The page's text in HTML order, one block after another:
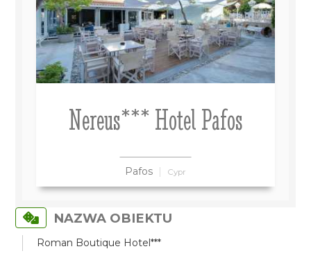
Nereus*** Hotel Pafos
Pafos Cypr
NAZWA OBIEKTU
Roman Boutique Hotel***